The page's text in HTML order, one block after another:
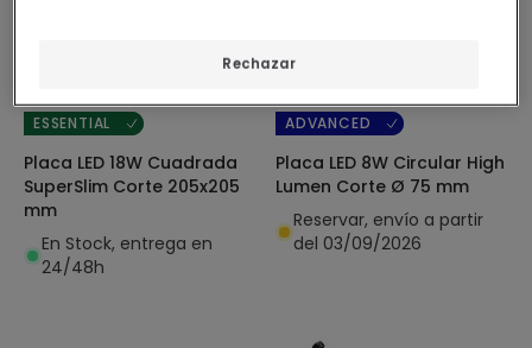
ESSENTIAL
Placa LED 18W Cuadrada
SuperSlim Corte 205x205
mm
En Stock, entrega en
24/48h
5,95 €
ADVANCED
Placa LED 8W Circular High
Lumen Corte Ø 75 mm
Reservar, envío a partir
del 03/09/2026
Rechazar